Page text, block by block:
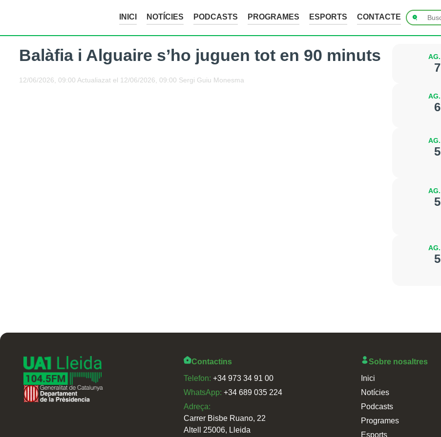
INICI NOTÍCIES PODCASTS PROGRAMES ESPORTS CONTACTE
Balàfia i Alguaire s’ho juguen tot en 90 minuts
12/06/2026, 09:00 Actualiazat el 12/06/2026, 09:00 Sergi Guiu Monesma
AG.
7
AG.
6
AG.
5
AG.
5
AG.
5
Contactins
Telefon: +34 973 34 91 00
WhatsApp: +34 689 035 224
Adreça:
Carrer Bisbe Ruano, 22
Altell 25006, Lleida
Sobre nosaltres
Inici
Notícies
Podcasts
Programes
Esports